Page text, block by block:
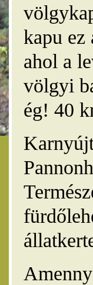
kapu ez
ahol a
völgyi
ég! 40